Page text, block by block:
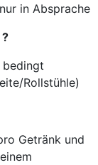
in Absprache
bedingt
Rollstühle)
Getränk und